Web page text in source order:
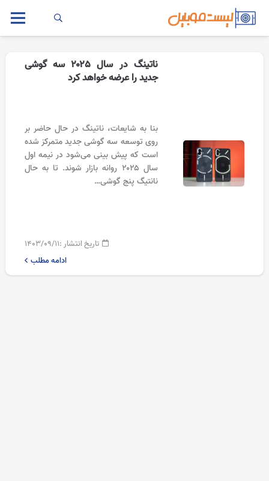
ناتینگ در سال ۲۰۲۵ سه گوشی
جدید را عرضه خواهد کرد
بنا به شایعات، ناتینگ در حال حاضر بر
روی توسعه سه گوشی جدید متمرکز شده
است که پیش بینی می‌شود در نیمه اول
سال ۲۰۲۵ روانه بازار شوند. تا به حال
نانتیگ پنج گوشی…
تاریخ انتشار :۱۴۰۳/۰۹/۱۱
ادامه مطلب